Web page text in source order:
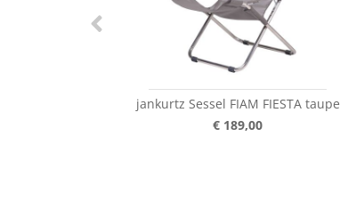
jankurtz Sessel FIAM FIESTA taupe
€ 189,00